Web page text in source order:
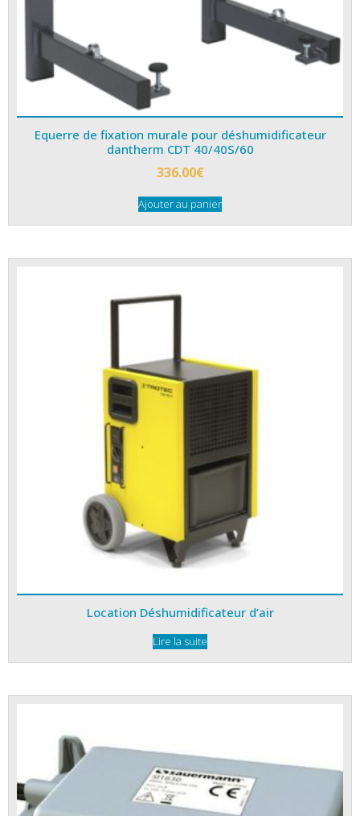
Equerre de fixation murale pour déshumidificateur
dantherm CDT 40/40S/60
336.00€
Ajouter au panier
Location Déshumidificateur d’air
Lire la suite